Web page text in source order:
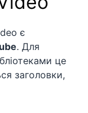
є
. Для
це
заголовки,